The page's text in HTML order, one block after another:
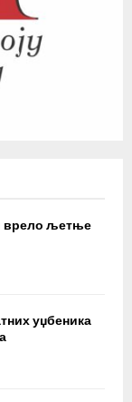
врело љетње
уџбеника